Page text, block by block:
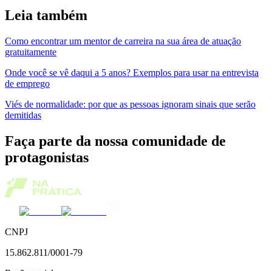
Leia também
Como encontrar um mentor de carreira na sua área de atuação
gratuitamente
Onde você se vê daqui a 5 anos? Exemplos para usar na entrevista
de emprego
Viés de normalidade: por que as pessoas ignoram sinais que serão
demitidas
Faça parte da nossa comunidade de
protagonistas
CNPJ
15.862.811/0001-79